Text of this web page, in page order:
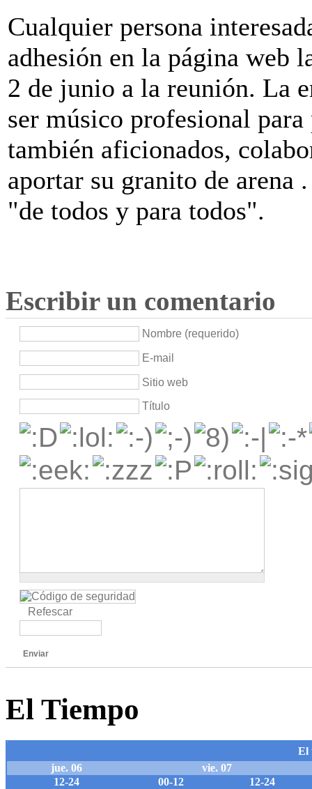
Cualquier persona
adhesión en la página web
2 de junio a la reunión. La
ser músico profesional
también aficionados,
aportar su granito de arena
"de todos y para todos".
Escribir un comentario
Nombre (requerido)
E-mail
Sitio web
Título
Refescar
Enviar
El Tiempo